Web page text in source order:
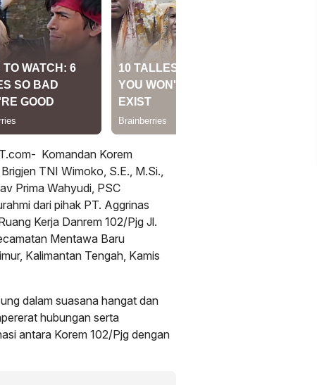
Komandan Korem
TNI Wimoko, S.E., M.Si.,
Prima Wahyudi, PSC
dari pihak PT. Aggrinas
Kerja Danrem 102/Pjg Jl.
Mentawa Baru
Kalimantan Tengah, Kamis
dalam suasana hangat dan
hubungan serta
antara Korem 102/Pjg dengan